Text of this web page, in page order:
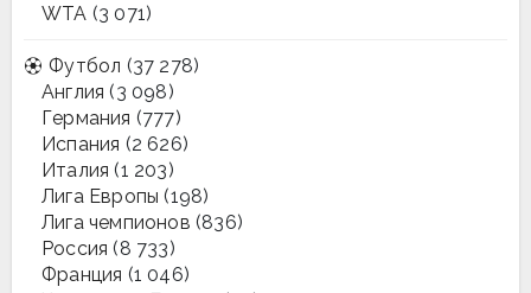
WTA (3 071)
Футбол (37 278)
Англия (3 098)
Германия (777)
Испания (2 626)
Италия (1 203)
Лига Европы (198)
Лига чемпионов (836)
Россия (8 733)
Франция (1 046)